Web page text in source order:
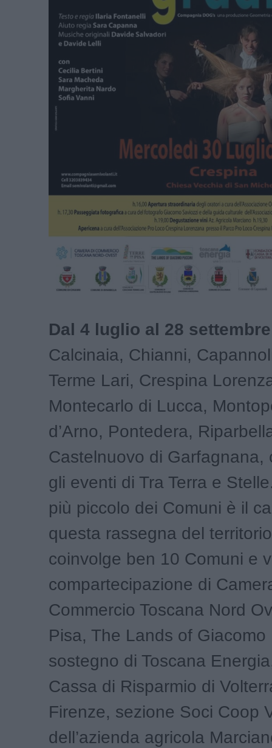
Dal 4 luglio al 28 settembre
Calcinaia, Chianni,
Terme Lari, Crespina
Montecarlo di Lucca,
d’Arno, Pontedera,
Castelnuovo di Garfagnana,
gli eventi di Tra Terra e
più piccolo dei Comuni è il
questa rassegna del
coinvolge ben 10 Comuni e
compartecipazione di
Commercio Toscana Nord
Pisa, The Lands of Giacomo
sostegno di Toscana
Cassa di Risparmio di
Firenze, sezione Soci Coop
dell’azienda agricola